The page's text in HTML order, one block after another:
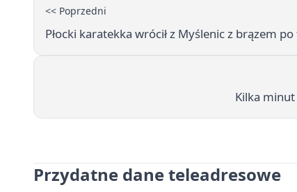
<< Poprzedni
Płocki karatekka wrócił z Myślenic z brązem
Kilka minut
Przydatne dane teleadresowe